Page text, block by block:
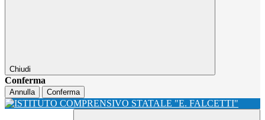
Chiudi
Conferma
Annulla Conferma